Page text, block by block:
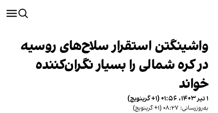
واشینگتن استقرار سلاح‌های روسیه
در کره شمالی را بسیار نگران‌کننده
خواند
۱ تیر ۱۴۰۳، ۰۱:۵۶ (‎+۱ گرینویچ)
به‌روزرسانی: ۰۸:۲۷ (‎+۱ گرینویچ)